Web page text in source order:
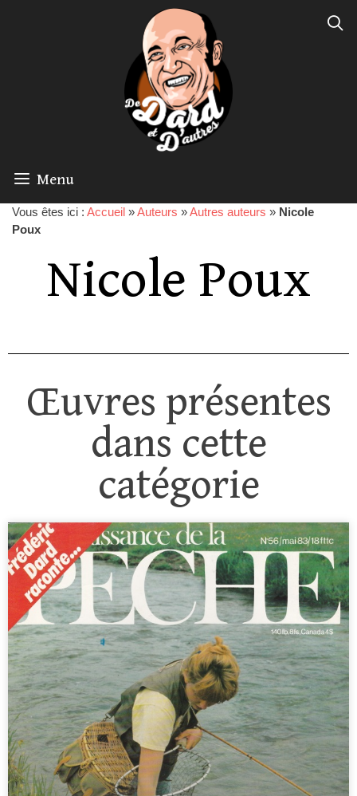
Menu
Vous êtes ici : Accueil »Auteurs »Autres auteurs » Nicole
Poux
Nicole Poux
Œuvres présentes
dans cette
catégorie